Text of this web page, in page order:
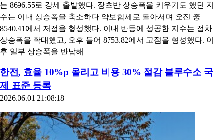
는 8696.55로 강세 출발했다. 장초반 상승폭을 키우기도 했던 지
수는 이내 상승폭을 축소하다 약보합세로 돌아서며 오전 중
8540.41에서 저점을 형성했다. 이내 반등에 성공한 지수는 점차
상승폭을 확대했고, 오후 들어 8753.82에서 고점을 형성했다. 이
후 일부 상승폭을 반납해
한전, 효율 10%p 올리고 비용 30% 절감 블루수소 국
제 표준 등록
2026.06.01 21:08:18